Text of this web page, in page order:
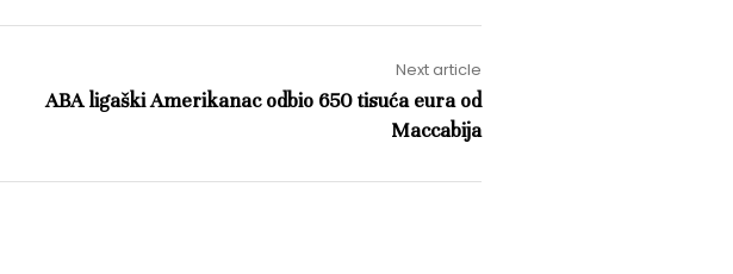
Next article
ABA ligaški Amerikanac odbio 650 tisuća eura od
Maccabija